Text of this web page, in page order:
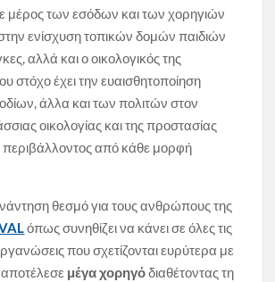
μέρος των εσόδων και των χορηγιών
στην ενίσχυση τοπικών δομών παιδιών
αλλά και ο οικολογικός της
στόχο έχει την ευαισθητοποίηση
άλλα και των πολιτών στον
οικολογίας και της προστασίας
περιβάλλοντος από κάθε μορφή
θεσμό για τους ανθρώπους της
όπως συνηθίζει να κάνει σε όλες τις
που σχετίζονται ευρύτερα με
αποτέλεσε μέγα χορηγόδιαθέτοντας τη